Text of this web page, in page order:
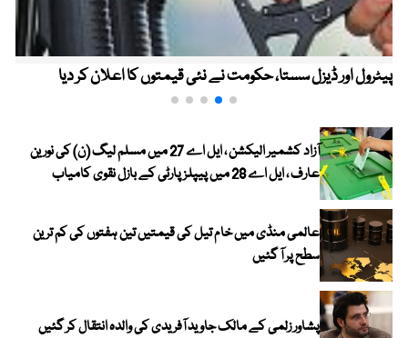
پیٹرول اور ڈیزل سستا، حکومت نے نئی قیمتوں کا اعلان کر دیا
آزاد کشمیر الیکشن ، ایل اے 27 میں مسلم لیگ (ن) کی نورین
عارف ، ایل اے 28 میں پیپلز پارٹی کے بازل نقوی کامیاب
عالمی منڈی میں خام تیل کی قیمتیں تین ہفتوں کی کم ترین
سطح پر آ گئیں
پشاور زلمی کے مالک جاوید آفریدی کی والدہ انتقال کر گئیں